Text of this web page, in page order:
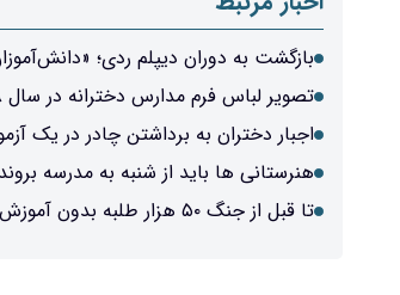
بازگشت به دوران دیپلم ردی؛
تصویر لباس فرم مدارس دخترانه در سال ۱۳۵۸
اجبار دختران به برداشتن چادر در یک
هنرستانی ها باید از شنبه به مدرسه بروند
تا قبل از جنگ ۵۰ هزار طلبه بدون آموزش تخصصی وارد مدرسه شدند/ ویدئو